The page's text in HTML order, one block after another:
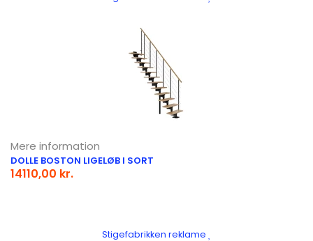
Mere information
DOLLE BOSTON LIGELØB I SORT
14110,00 kr.
Stigefabrikken reklame